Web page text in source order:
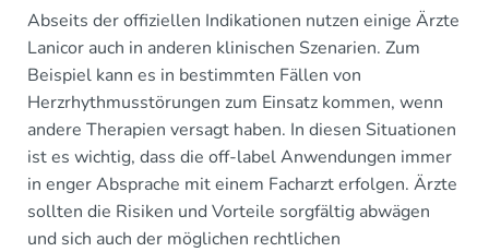
Abseits der offiziellen Indikationen nutzen einige Ärzte
Lanicor auch in anderen klinischen Szenarien. Zum
Beispiel kann es in bestimmten Fällen von
Herzrhythmusstörungen zum Einsatz kommen, wenn
andere Therapien versagt haben. In diesen Situationen
ist es wichtig, dass die off-label Anwendungen immer
in enger Absprache mit einem Facharzt erfolgen. Ärzte
sollten die Risiken und Vorteile sorgfältig abwägen
und sich auch der möglichen rechtlichen